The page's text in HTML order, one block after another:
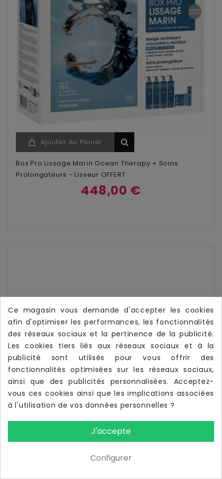
Ajouter Au Panier
Box Pro Lissage Marin Ocean Therapy + Soins
Prolongateurs - Lisseur OFFERT
448,00 €
Ce magasin vous demande d'accepter les cookies
afin d'optimiser les performances, les fonctionnalités
des réseaux sociaux et la pertinence de la publicité.
Les cookies tiers liés aux réseaux sociaux et à la
publicité sont utilisés pour vous offrir des
fonctionnalités optimisées sur les réseaux sociaux,
ainsi que des publicités personnalisées. Acceptez-
vous ces cookies ainsi que les implications associées
à l'utilisation de vos données personnelles ?
J'accepte
Configurer